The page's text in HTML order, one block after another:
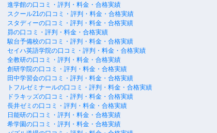
進学館の口コミ・評判・料金・合格実績
スクール21の口コミ・評判・料金・合格実績
スタディーの口コミ・評判・料金・合格実績
昴の口コミ・評判・料金・合格実績
駿台予備校の口コミ・評判・料金・合格実績
セイハ英語学院の口コミ・評判・料金・合格実績
全教研の口コミ・評判・料金・合格実績
創研学院の口コミ・評判・料金・合格実績
田中学習会の口コミ・評判・料金・合格実績
トフルゼミナールの口コミ・評判・料金・合格実績
ドラキッズの口コミ・評判・料金・合格実績
長井ゼミの口コミ・評判・料金・合格実績
日能研の口コミ・評判・料金・合格実績
希学園の口コミ・評判・料金・合格実績